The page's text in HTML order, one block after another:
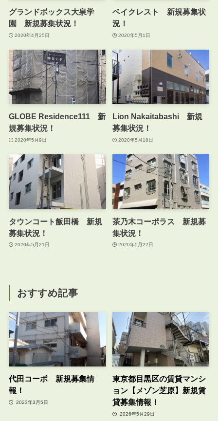
グランドボックス大泉学
園 新規募集状況！
2020年4月25日
ベイクレスト 新規募集状
況！
2020年5月1日
GLOBE Residence111 新
規募集状況！
2020年5月9日
Lion Nakaitabashi 新規
募集状況！
2020年5月18日
タウンコート飯田橋 新規
募集状況！
2020年5月21日
茶乃木コーポラス 新規募
集状況！
2020年5月22日
おすすめ記事
代田コーポ 新規募集情
報！
2023年3月5日
東京都目黒区の賃貸マンシ
ョン【メゾン芝原】新規賃
貸募集情報！
2026年5月29日